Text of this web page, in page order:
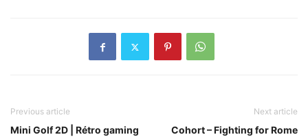
Previous article
Mini Golf 2D | Rétro gaming
Next article
Cohort – Fighting for Rome